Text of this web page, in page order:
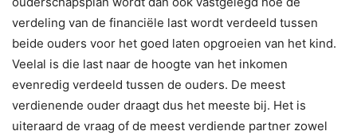
verdeling van de financiële last wordt verdeeld tussen
beide ouders voor het goed laten opgroeien van het kind.
Veelal is die last naar de hoogte van het inkomen
evenredig verdeeld tussen de ouders. De meest
verdienende ouder draagt dus het meeste bij. Het is
uiteraard de vraag of de meest verdiende partner zowel